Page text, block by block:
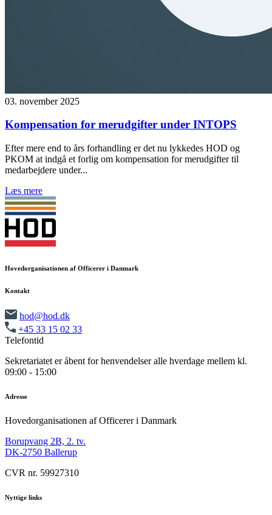
03. november 2025
Kompensation for merudgifter under INTOPS
Efter mere end to års forhandling er det nu lykkedes HOD og
PKOM at indgå et forlig om kompensation for merudgifter til
medarbejdere under...
Læs mere
Hovedorganisationen af Officerer i Danmark
Kontakt
hod@hod.dk
+45 33 15 02 33
Telefontid
Sekretariatet er åbent for henvendelser alle hverdage mellem kl.
09:00 - 15:00
Adresse
Hovedorganisationen af Officerer i Danmark
Borupvang 2B, 2. tv.
DK-2750 Ballerup
CVR nr. 59927310
Nyttige links